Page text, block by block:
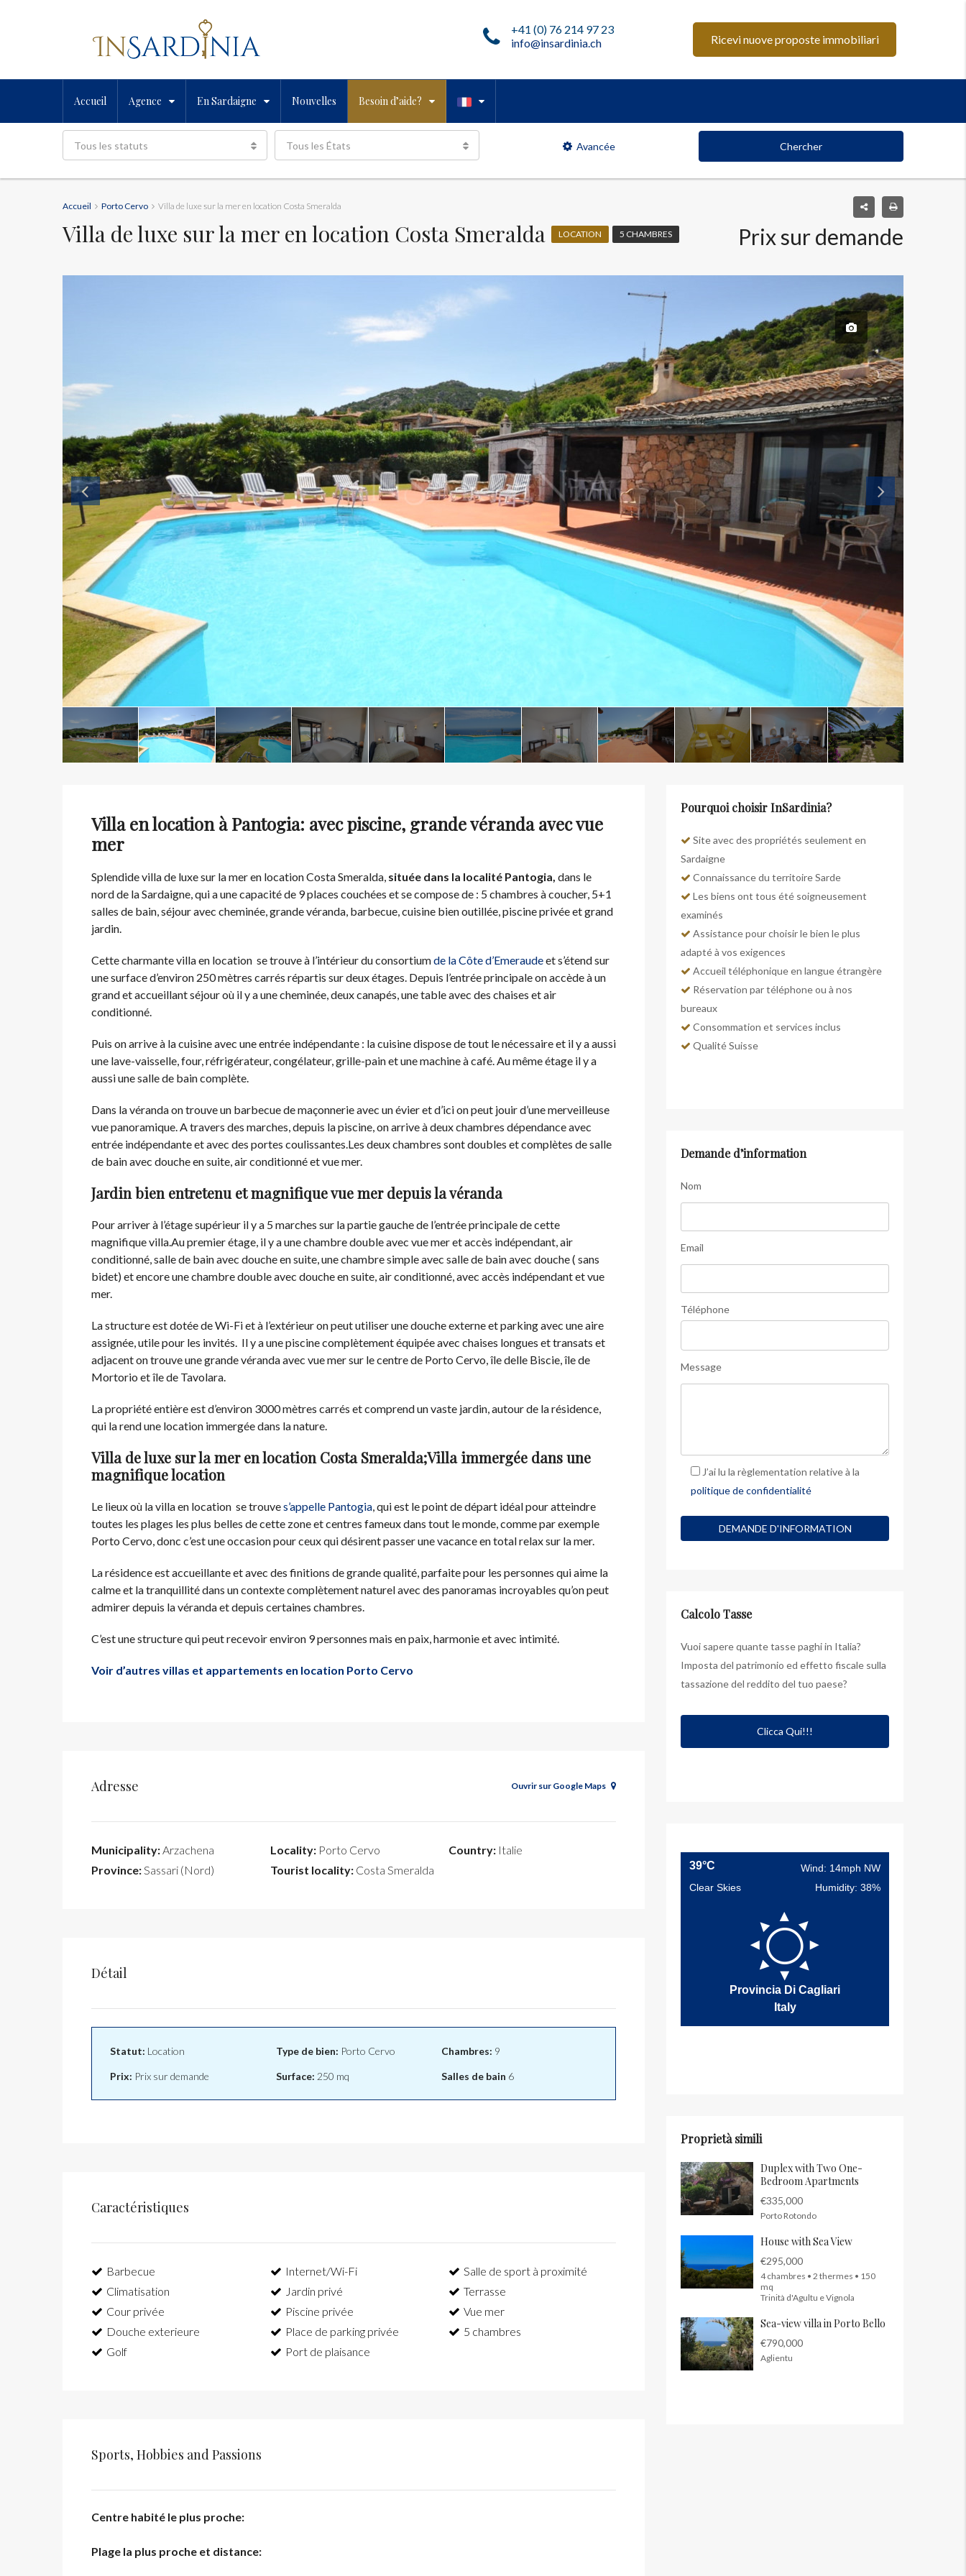
Ricevi nuove proposte immobiliari
+41 (0) 76 214 97 23
info@insardinia.ch
Accueil Agence En Sardaigne Nouvelles Besoin d’aide?
Tous les statuts Tous les États Avancée Chercher
Accueil Porto Cervo Villa de luxe sur la mer en location Costa Smeralda
Villa de luxe sur la mer en location Costa Smeralda LOCATION 5 CHAMBRES Prix sur demande
Villa en location à Pantogia: avec piscine, grande véranda avec vue
mer
Splendide villa de luxe sur la mer en location Costa Smeralda, située dans la localité Pantogia, dans le
nord de la Sardaigne, qui a une capacité de 9 places couchées et se compose de : 5 chambres à coucher, 5+1
salles de bain, séjour avec cheminée, grande véranda, barbecue, cuisine bien outillée, piscine privée et grand
jardin.
Cette charmante villa en location se trouve à l’intérieur du consortiumde la Côte d’Emeraudeet s’étend sur
une surface d’environ 250 mètres carrés répartis sur deux étages. Depuis l’entrée principale on accède à un
grand et accueillant séjour où il y a une cheminée, deux canapés, une table avec des chaises et air
conditionné.
Puis on arrive à la cuisine avec une entrée indépendante : la cuisine dispose de tout le nécessaire et il y a aussi
une lave-vaisselle, four, réfrigérateur, congélateur, grille-pain et une machine à café. Au même étage il y a
aussi une salle de bain complète.
Dans la véranda on trouve un barbecue de maçonnerie avec un évier et d’ici on peut jouir d’une merveilleuse
vue panoramique. A travers des marches, depuis la piscine, on arrive à deux chambres dépendance avec
entrée indépendante et avec des portes coulissantes.Les deux chambres sont doubles et complètes de salle
de bain avec douche en suite, air conditionné et vue mer.
Jardin bien entretenu et magnifique vue mer depuis lavéranda
Pour arriver à l’étage supérieur il y a 5 marches sur la partie gauche de l’entrée principale de cette
magnifique villa.Au premier étage, il y a une chambre double avec vue mer et accès indépendant, air
conditionné, salle de bain avec douche en suite, une chambre simple avec salle de bain avec douche ( sans
bidet) et encore une chambre double avec douche en suite, air conditionné, avec accès indépendant et vue
mer.
La structure est dotée de Wi-Fi et à l’extérieur on peut utiliser une douche externe et parking avec une aire
assignée, utile pour les invités. Il y a une piscine complètement équipée avec chaises longues et transats et
adjacent on trouve une grande véranda avec vue mer sur le centre de Porto Cervo, île delle Biscie, île de
Mortorio et île de Tavolara.
La propriété entière est d’environ 3000 mètres carrés et comprend un vaste jardin, autour de la résidence,
qui la rend une location immergée dans la nature.
Villa de luxe sur la mer en location Costa Smeralda;Villa immergée dans une
magnifique location
Le lieux où la villa en location se trouves’appelle Pantogia, qui est le point de départ idéal pour atteindre
toutes les plages les plus belles de cette zone et centres fameux dans tout le monde, comme par exemple
Porto Cervo, donc c’est une occasion pour ceux qui désirent passer une vacance en total relax sur la mer.
La résidence est accueillante et avec des finitions de grande qualité, parfaite pour les personnes qui aime la
calme et la tranquillité dans un contexte complètement naturel avec des panoramas incroyables qu’on peut
admirer depuis la véranda et depuis certaines chambres.
C’est une structure qui peut recevoir environ 9 personnes mais en paix, harmonie et avec intimité.
Voir d’autres villas et appartements en location Porto Cervo
Adresse Ouvrir sur Google Maps
Municipality:Arzachena
Province:Sassari (Nord)
Locality:Porto Cervo
Tourist locality:Costa Smeralda
Country: Italie
Détail
Statut: Location
Prix: Prix sur demande
Type de bien: Porto Cervo
Surface: 250 mq
Chambres: 9
Salles de bain 6
Caractéristiques
Barbecue
Climatisation
Cour privée
Douche exterieure
Golf
Internet/Wi-Fi
Jardin privé
Piscine privée
Place de parking privée
Port de plaisance
Salle de sport à proximité
Terrasse
Vue mer
5 chambres
Sports, Hobbies and Passions
Centre habité le plus proche:
Plage la plus proche et distance:
Pourquoi choisir InSardinia?
Site avec des propriétés seulement en
Sardaigne
Connaissance du territoire Sarde
Les biens ont tous été soigneusement
examinés
Assistance pour choisir le bien le plus
adapté à vos exigences
Accueil téléphonique en langue étrangère
Réservation par téléphone ou à nos
bureaux
Consommation et services inclus
Qualité Suisse
Demande d’information
Nom
Email
Téléphone
Message
J’ai lu la règlementation relative à la
politique de confidentialité
Calcolo Tasse
Vuoi sapere quante tasse paghi in Italia?
Imposta del patrimonio ed effetto fiscale sulla
tassazione del reddito del tuo paese?
Clicca Qui!!!
39°C
Wind: 14mph NW
Clear Skies
Humidity: 38%
Provincia Di Cagliari
Italy
Proprietà simili
Duplex with Two One-
Bedroom Apartments
€335,000
Porto Rotondo
House with Sea View
€295,000
4 chambres • 2 thermes • 150
mq
Trinità d'Agultu e Vignola
Sea-view villa in Porto Bello
€790,000
Aglientu